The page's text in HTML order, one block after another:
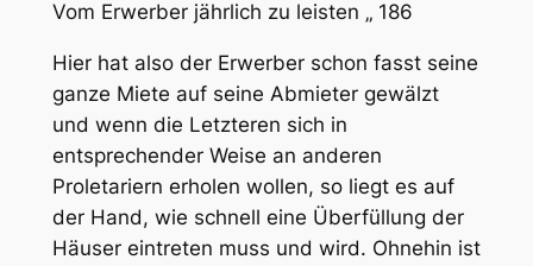
Vom Erwerber jährlich zu leisten „ 186
Hier hat also der Erwerber schon fasst seine
ganze Miete auf seine Abmieter gewälzt
und wenn die Letzteren sich in
entsprechender Weise an anderen
Proletariern erholen wollen, so liegt es auf
der Hand, wie schnell eine Überfüllung der
Häuser eintreten muss und wird. Ohnehin ist